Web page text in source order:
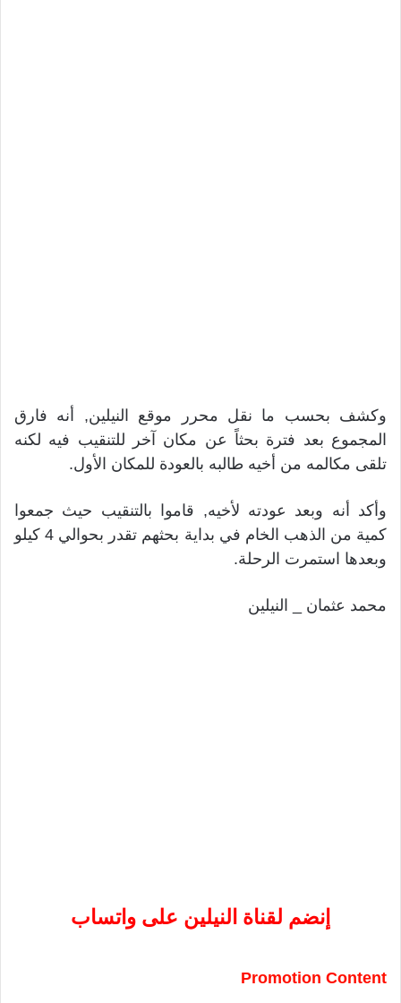
وكشف بحسب ما نقل محرر موقع النيلين, أنه فارق
المجموع بعد فترة بحثاً عن مكان آخر للتنقيب فيه لكنه
تلقى مكالمه من أخيه طالبه بالعودة للمكان الأول.
وأكد أنه وبعد عودته لأخيه, قاموا بالتنقيب حيث جمعوا
كمية من الذهب الخام في بداية بحثهم تقدر بحوالي 4 كيلو
وبعدها استمرت الرحلة.
محمد عثمان _ النيلين
إنضم لقناة النيلين على واتساب
Promotion Content